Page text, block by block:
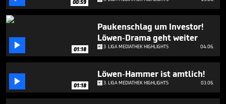
minutes,
51
seconds
00:59
 01:18
Paukenschlag um Investor!
Löwen-Drama geht weiter
3. LIGA MEDIATHEK HIGHLIGHTS 04.06.
 01:18
Löwen-Hammer ist amtlich!
3. LIGA MEDIATHEK HIGHLIGHTS 03.06.